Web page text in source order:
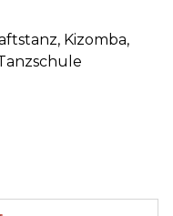
, Kizomba,